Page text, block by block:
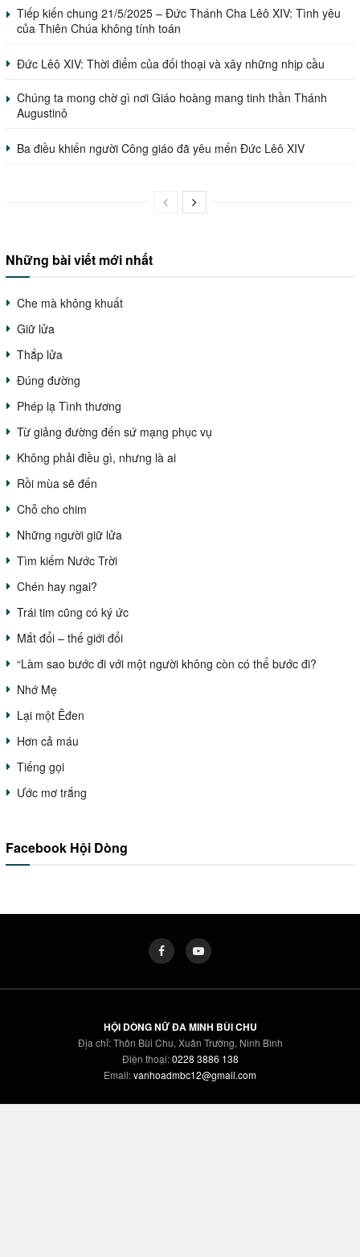
Tiếp kiến chung 21/5/2025 – Đức Thánh Cha Lêô XIV: Tình yêu
của Thiên Chúa không tính toán
Đức Lêô XIV: Thời điểm của đối thoại và xây những nhịp cầu
Chúng ta mong chờ gì nơi Giáo hoàng mang tinh thần Thánh
Augustinô
Ba điều khiến người Công giáo đã yêu mến Đức Lêô XIV
Những bài viết mới nhất
Che mà không khuất
Giữ lửa
Thắp lửa
Đúng đường
Phép lạ Tình thương
Từ giảng đường đến sứ mạng phục vụ
Không phải điều gì, nhưng là ai
Rồi mùa sẽ đến
Chỗ cho chim
Những người giữ lửa
Tìm kiếm Nước Trời
Chén hay ngai?
Trái tim cũng có ký ức
Mắt đổi – thế giới đổi
“Làm sao bước đi với một người không còn có thể bước đi?
Nhớ Mẹ
Lại một Êđen
Hơn cả máu
Tiếng gọi
Ước mơ trắng
Facebook Hội Dòng
HỘI DÒNG NỮ ĐA MINH BÙI CHU
Địa chỉ: Thôn Bùi Chu, Xuân Trường, Ninh Bình
Điện thoại:0228 3886 138
Email:vanhoadmbc12@gmail.com